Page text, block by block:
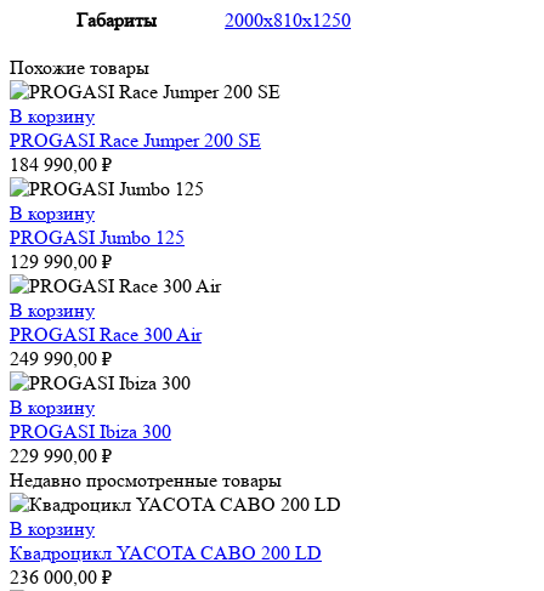
Габариты 2000x810x1250
Похожие товары
В корзину
PROGASI Race Jumper 200 SE
184 990,00 ₽
В корзину
PROGASI Jumbo 125
129 990,00 ₽
В корзину
PROGASI Race 300 Air
249 990,00 ₽
В корзину
PROGASI Ibiza 300
229 990,00 ₽
Недавно просмотренные товары
В корзину
Квадроцикл YACOTA CABO 200 LD
236 000,00 ₽